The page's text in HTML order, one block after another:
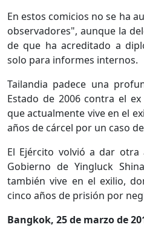
En estos comicios no se ha
observadores", aunque la
de que ha acreditado a
solo para informes internos.
Tailandia padece una
Estado de 2006 contra el
que actualmente vive en el
años de cárcel por un caso
El Ejército volvió a dar
Gobierno de Yingluck
también vive en el exilio,
cinco años de prisión por
Bangkok, 25 de marzo de